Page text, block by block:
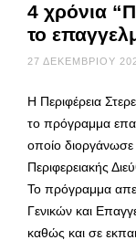
4 χρόνια
το
27 ΔΕΚΕΜΒΡΊΟΥ
Η Περιφέρεια
το πρόγραμμα
οποίο διοργάνωσε
Περιφερειακής
Το πρόγραμμα
Γενικών και
καθώς και σε